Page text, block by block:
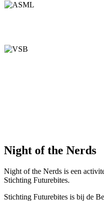
Night of the Nerds
Night of the Nerds is een
Stichting Futurebites.
Stichting Futurebites is bij de